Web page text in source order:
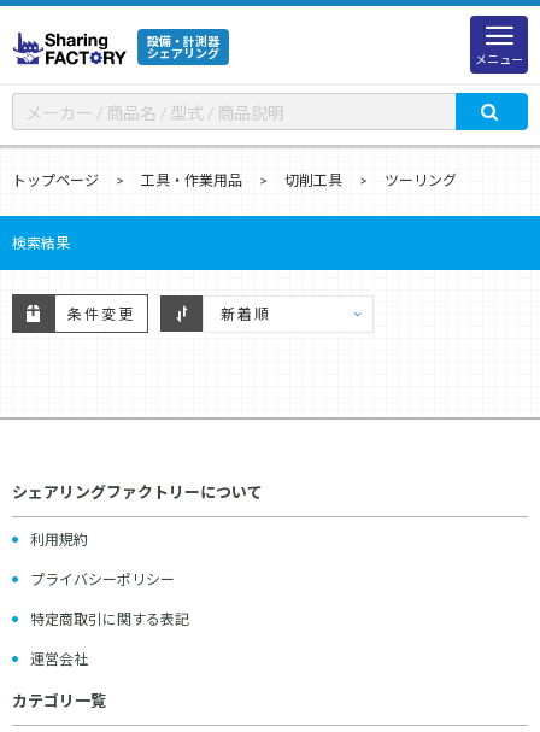
設備・計測器
シェアリング
メニュー
トップページ 工具・作業用品 切削工具 ツーリング
検索結果
条件変更
シェアリングファクトリーについて
利用規約
プライバシーポリシー
特定商取引に関する表記
運営会社
カテゴリ一覧